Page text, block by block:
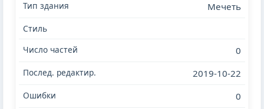
Мечеть
0
2019-10-22
0